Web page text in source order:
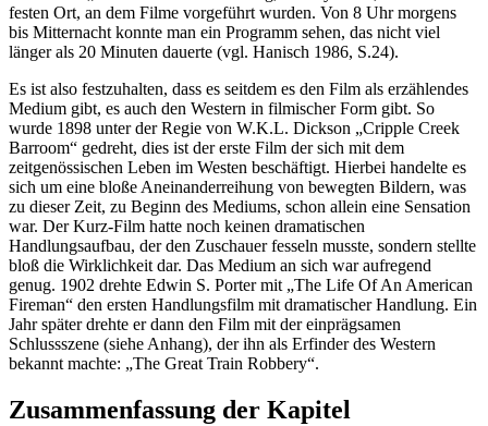
festen Ort, an dem Filme vorgeführt wurden. Von 8 Uhr morgens
bis Mitternacht konnte man ein Programm sehen, das nicht viel
länger als 20 Minuten dauerte (vgl. Hanisch 1986, S.24).
Es ist also festzuhalten, dass es seitdem es den Film als erzählendes
Medium gibt, es auch den Western in filmischer Form gibt. So
wurde 1898 unter der Regie von W.K.L. Dickson „Cripple Creek
Barroom“ gedreht, dies ist der erste Film der sich mit dem
zeitgenössischen Leben im Westen beschäftigt. Hierbei handelte es
sich um eine bloße Aneinanderreihung von bewegten Bildern, was
zu dieser Zeit, zu Beginn des Mediums, schon allein eine Sensation
war. Der Kurz-Film hatte noch keinen dramatischen
Handlungsaufbau, der den Zuschauer fesseln musste, sondern stellte
bloß die Wirklichkeit dar. Das Medium an sich war aufregend
genug. 1902 drehte Edwin S. Porter mit „The Life Of An American
Fireman“ den ersten Handlungsfilm mit dramatischer Handlung. Ein
Jahr später drehte er dann den Film mit der einprägsamen
Schlussszene (siehe Anhang), der ihn als Erfinder des Western
bekannt machte: „The Great Train Robbery“.
Zusammenfassung der Kapitel